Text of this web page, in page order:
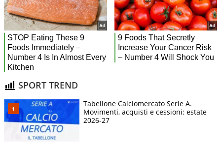
SPORT TREND
Tabellone Calciomercato Serie A.
Movimenti, acquisti e cessioni: estate
2026-27